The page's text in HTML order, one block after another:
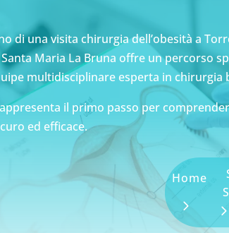
di una visita chirurgia dell’obesità a
Santa Maria La Bruna offre un percorso
multidisciplinare esperta in chirurgia
il primo passo per
ed efficace.
Home